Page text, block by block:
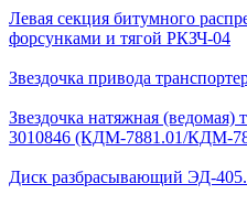
Левая секция битумного
форсунками и тягой РКЗЧ-04
Звездочка привода
Звездочка натяжная
3010846 (КДМ-7881.01/КДМ-
Диск разбрасывающий ЭД-